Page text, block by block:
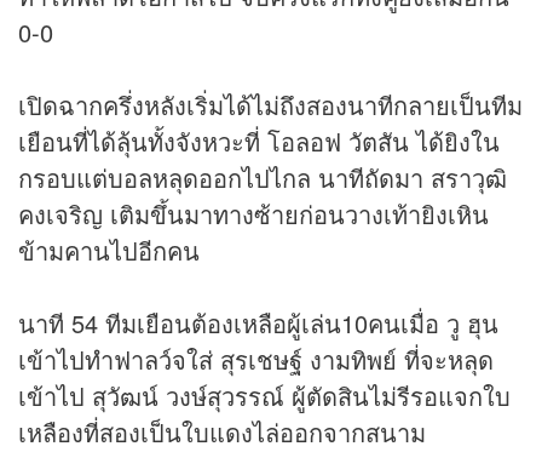
0-0
เปิดฉากครึ่งหลังเริ่มได้ไม่ถึงสองนาทีกลายเป็นทีม
เยือนที่ได้ลุ้นทั้งจังหวะที่ โอลอฟ วัตสัน ได้ยิงใน
กรอบแต่บอลหลุดออกไปไกล นาทีถัดมา สราวุฒิ
คงเจริญ เติมขึ้นมาทางซ้ายก่อนวางเท้ายิงเหิน
ข้ามคานไปอีกคน
นาที 54 ทีมเยือนต้องเหลือผู้เล่น10คนเมื่อ วู ฮุน
เข้าไปทำฟาลว์จใส่ สุรเชษฐ์ งามทิพย์ ที่จะหลุด
เข้าไป สุวัฒน์ วงษ์สุวรรณ์ ผู้ตัดสินไม่รีรอแจกใบ
เหลืองที่สองเป็นใบแดงไล่ออกจากสนาม